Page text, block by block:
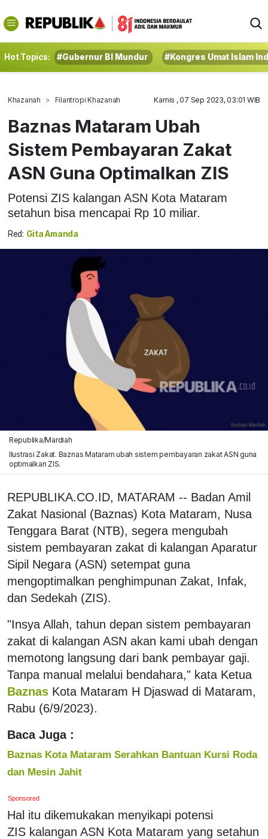
Hot Topics: #Gubernur BI Mundur #Kongres Umat Islam
Khazanah Filantropi Khazanah Kamis , 07 Sep 2023, 03:01 WIB
Baznas Mataram Ubah
Sistem Pembayaran Zakat
ASN Guna Optimalkan ZIS
Potensi ZIS kalangan ASN Kota Mataram
setahun bisa mencapai Rp 10 miliar.
Red: Gita Amanda
Republika/Mardiah
Ilustrasi Zakat. Baznas Mataram ubah sistem pembayaran zakat ASN guna
optimalkan ZIS.
REPUBLIKA.CO.ID, MATARAM -- Badan Amil
Zakat Nasional (Baznas) Kota Mataram, Nusa
Tenggara Barat (NTB), segera mengubah
sistem pembayaran zakat di kalangan Aparatur
Sipil Negara (ASN) setempat guna
mengoptimalkan penghimpunan Zakat, Infak,
dan Sedekah (ZIS).
"Insya Allah, tahun depan sistem pembayaran
zakat di kalangan ASN akan kami ubah dengan
memotong langsung dari bank pembayar gaji.
Tanpa manual melalui bendahara," kata Ketua
Baznas Kota Mataram H Djaswad di Mataram,
Rabu (6/9/2023).
Baca Juga :
Baznas Kota Mataram Serahkan Bantuan Kursi Roda
dan Mesin Jahit
Sponsored
Hal itu dikemukakan menyikapi potensi
ZIS kalangan ASN Kota Mataram yang setahun